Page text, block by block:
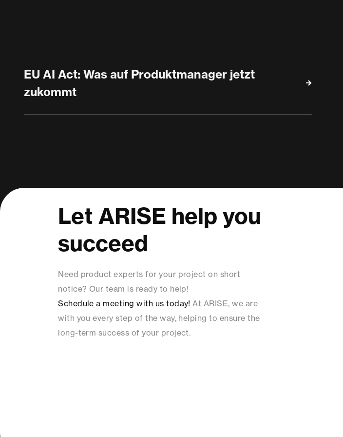
EU AI Act: Was auf Produktmanager jetzt
zukommt
Let ARISE help you
succeed
Need product experts for your project on short
notice? Our team is ready to help!
Schedule a meeting with us today! At ARISE, we are
with you every step of the way, helping to ensure the
long-term success of your project.